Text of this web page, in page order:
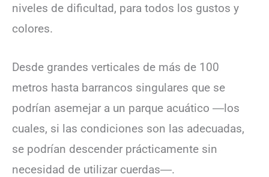
niveles de dificultad, para todos los gustos y
colores.
Desde grandes verticales de más de 100
metros hasta barrancos singulares que se
podrían asemejar a un parque acuático ―los
cuales, si las condiciones son las adecuadas,
se podrían descender prácticamente sin
necesidad de utilizar cuerdas―.